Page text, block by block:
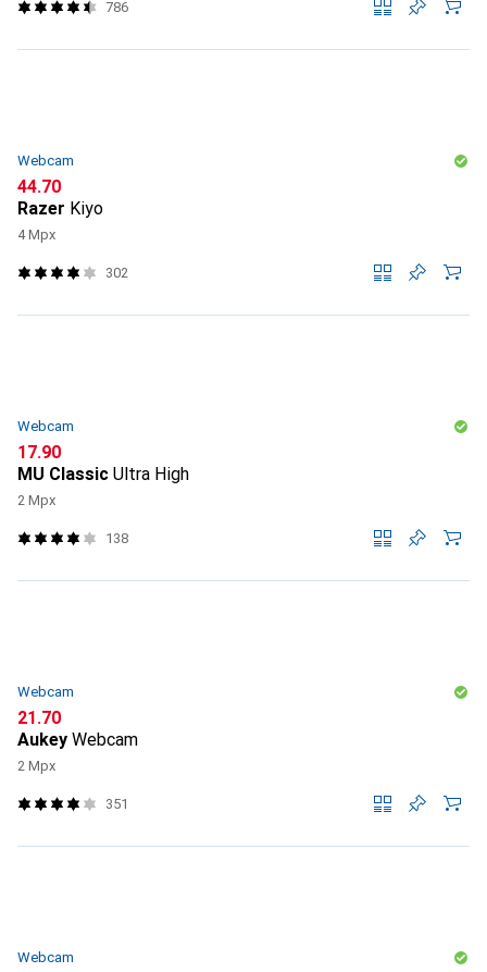
786
Webcam
CHF
44.70
Razer Kiyo
4 Mpx
302
Webcam
CHF
17.90
MU Classic Ultra High
2 Mpx
138
Webcam
CHF
21.70
Aukey Webcam
2 Mpx
351
Webcam